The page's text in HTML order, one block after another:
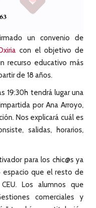
un convenio de
con el objetivo de
recurso educativo más
de 18 años.
19:30h tendrá lugar una
por Ana Arroyo,
Nos explicará cuál es
salidas, horarios,
para los chic@s ya
espacio que el resto de
Los alumnos que
comerciales y